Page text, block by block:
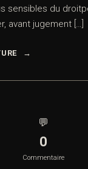
sensibles du
avant jugement […]
💬
0
Commentaire